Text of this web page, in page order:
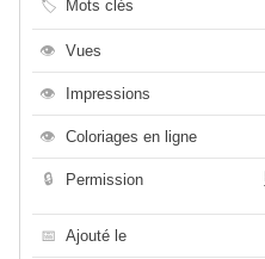
🏷 Mots clés
👁 Vues
👁 Impressions
👁 Coloriages en ligne
🔒 Permission
📅 Ajouté le